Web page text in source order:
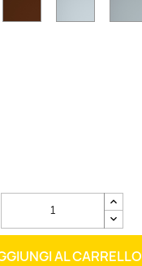
AL CARRELLO